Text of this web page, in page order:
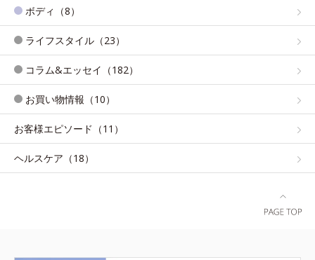
ボディ（8）
ライフスタイル（23）
コラム&エッセイ（182）
お買い物情報（10）
お客様エピソード（11）
ヘルスケア（18）